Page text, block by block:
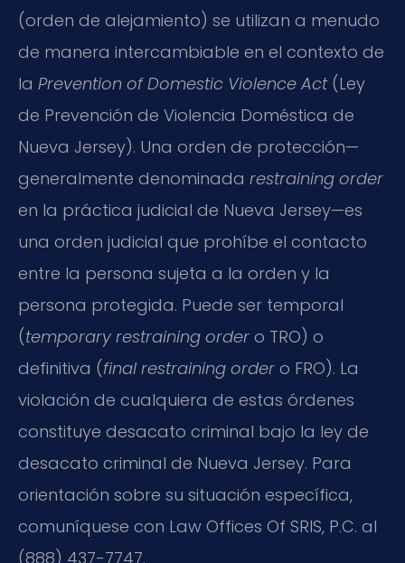
(orden de alejamiento) se utilizan a menudo
de manera intercambiable en el contexto de
la Prevention of Domestic Violence Act(Ley
de Prevención de Violencia Doméstica de
Nueva Jersey). Una orden de protección—
generalmente denominada restraining order
en la práctica judicial de Nueva Jersey—es
una orden judicial que prohíbe el contacto
entre la persona sujeta a la orden y la
persona protegida. Puede ser temporal
(temporary restraining order o TRO) o
definitiva (final restraining order o FRO). La
violación de cualquiera de estas órdenes
constituye desacato criminal bajo la ley de
desacato criminal de Nueva Jersey. Para
orientación sobre su situación específica,
comuníquese con Law Offices Of SRIS, P.C. al
(888) 437-7747.